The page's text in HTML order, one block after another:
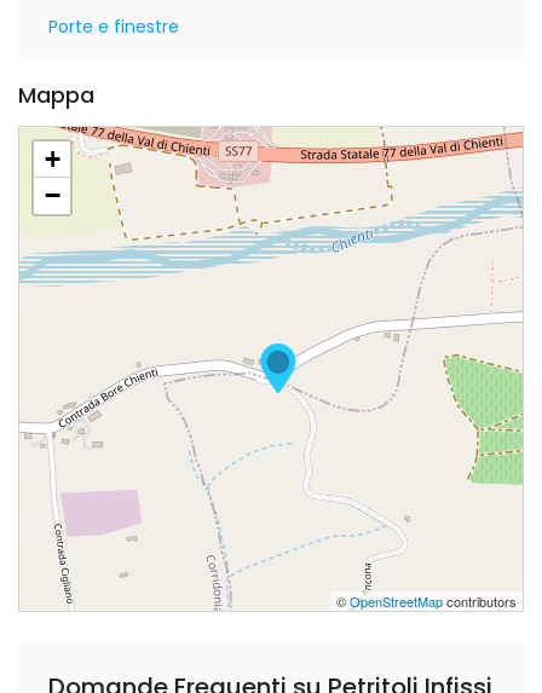
Porte e finestre
Mappa
+
−
©OpenStreetMapcontributors